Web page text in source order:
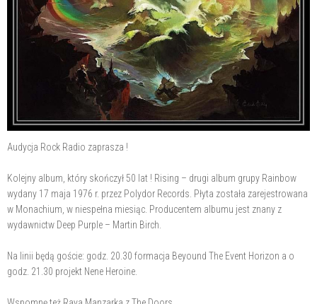
Audycja Rock Radio zaprasza !
Kolejny album, który skończył 50 lat ! Rising – drugi album grupy Rainbow
wydany 17 maja 1976 r. przez Polydor Records. Płyta została zarejestrowana
w Monachium, w niespełna miesiąc. Producentem albumu jest znany z
wydawnictw Deep Purple – Martin Birch.
Na linii będą goście: godz. 20.30 formacja Beyound The Event Horizon a o
godz. 21.30 projekt Nene Heroine.